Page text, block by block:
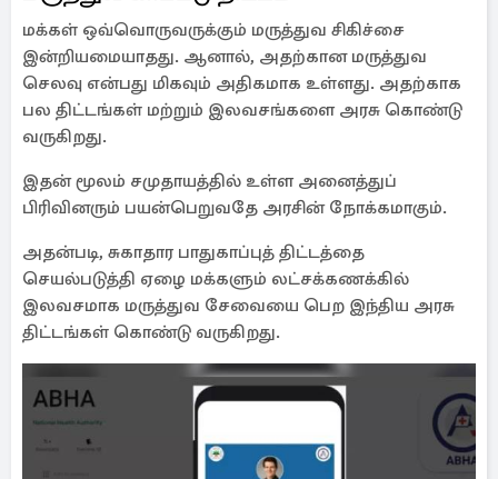
மக்கள் ஒவ்வொருவருக்கும் மருத்துவ சிகிச்சை
இன்றியமையாதது. ஆனால், அதற்கான மருத்துவ
செலவு என்பது மிகவும் அதிகமாக உள்ளது. அதற்காக
பல திட்டங்கள் மற்றும் இலவசங்களை அரசு கொண்டு
வருகிறது.
இதன் மூலம் சமுதாயத்தில் உள்ள அனைத்துப்
பிரிவினரும் பயன்பெறுவதே அரசின் நோக்கமாகும்.
அதன்படி, சுகாதார பாதுகாப்புத் திட்டத்தை
செயல்படுத்தி ஏழை மக்களும் லட்சக்கணக்கில்
இலவசமாக மருத்துவ சேவையை பெற இந்திய அரசு
திட்டங்கள் கொண்டு வருகிறது.